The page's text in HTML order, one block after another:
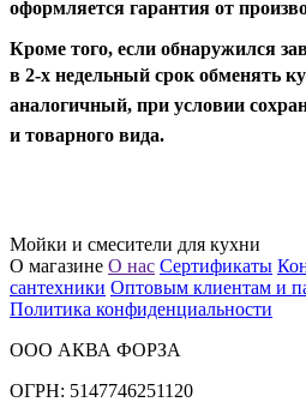
оформляется гарантия от
Кроме того, если обнаружился
в 2-х недельный срок обменять
аналогичный, при условии
и товарного вида.
Мойки и смесители для кухни
О магазине О нас Сертификаты
сантехники Оптовым клиентам и
Политика конфиденциальности
ООО АКВА ФОРЗА
ОГРН: 5147746251120